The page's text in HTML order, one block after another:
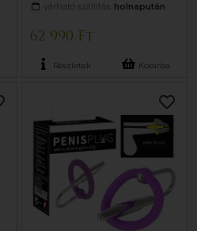
várható szállítás: holnapután
62 990 Ft
Részletek Kosárba